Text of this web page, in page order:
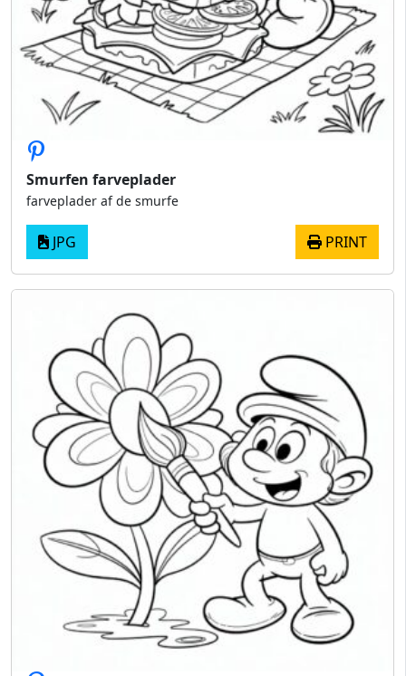
Smurfen farveplader
farveplader af de smurfe
JPG PRINT